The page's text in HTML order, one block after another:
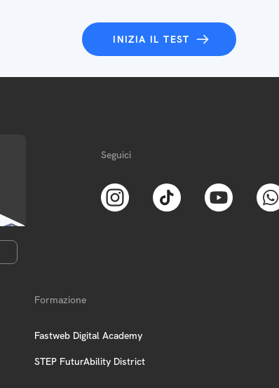
INIZIA IL TEST
Seguici
Formazione
Fastweb Digital Academy
STEP FuturAbility District